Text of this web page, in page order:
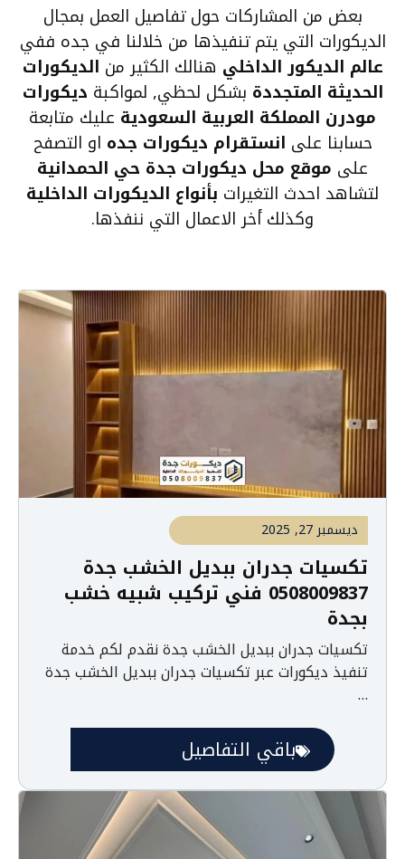
بعض من المشاركات حول تفاصيل العمل بمجال
الديكورات التي يتم تنفيذها من خلالنا في جده ففي
عالم الديكور الداخلي هنالك الكثير من الديكورات
الحديثة المتجددة بشكل لحظي, لمواكبة ديكورات
مودرن المملكة العربية السعودية عليك متابعة
حسابنا على انستقرام ديكورات جده او التصفح
على موقع محل ديكورات جدة حي الحمدانية
لتشاهد احدث التغيرات بأنواع الديكورات الداخلية
وكذلك أخر الاعمال التي ننفذها.
ديسمبر 27, 2025
تكسيات جدران ببديل الخشب جدة
0508009837 فني تركيب شبيه خشب
بجدة
تكسيات جدران ببديل الخشب جدة نقدم لكم خدمة
تنفيذ ديكورات عبر تكسيات جدران ببديل الخشب جدة
…
باقي التفاصيل